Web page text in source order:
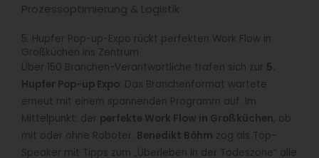
Prozessoptimierung & Logistik
5. Hupfer Pop-up-Expo rückt perfekten Work Flow in
Großküchen ins Zentrum
Über 150 Branchen-Verantwortliche trafen sich zur 5.
Hupfer Pop-up Expo : Das Branchenformat wartete
erneut mit einem spannenden Programm auf. Im
Mittelpunkt: der perfekte Work Flow in Großküchen, ob
mit oder ohne Roboter. Benedikt Böhm zog als Top-
Speaker mit Tipps zum „Überleben in der Todeszone“ alle